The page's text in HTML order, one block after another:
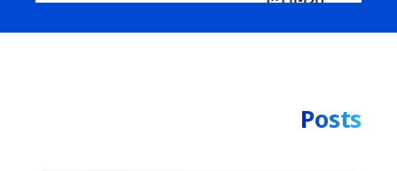
Posts